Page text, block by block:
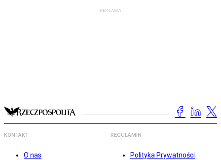
KONTAKT
O nas
REGULAMIN
Polityka Prywatności